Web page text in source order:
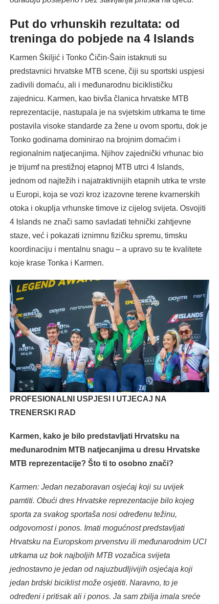
Put do vrhunskih rezultata: od
treninga do pobjede na 4 Islands
Karmen Škiljić i Tonko Čičin-Šain istaknuti su
predstavnici hrvatske MTB scene, čiji su sportski uspjesi
zadivili domaću, ali i međunarodnu biciklističku
zajednicu. Karmen, kao bivša članica hrvatske MTB
reprezentacije, nastupala je na svjetskim utrkama te time
postavila visoke standarde za žene u ovom sportu, dok je
Tonko godinama dominirao na brojnim domaćim i
regionalnim natjecanjima. Njihov zajednički vrhunac bio
je trijumf na prestižnoj etapnoj MTB utrci 4 Islands,
jednom od najtežih i najatraktivnijih etapnih utrka te vrste
u Europi, koja se vozi kroz izazovne terene kvarnerskih
otoka i okuplja vrhunske timove iz cijelog svijeta. Osvojiti
4 Islands ne znači samo savladati tehnički zahtjevne
staze, već i pokazati iznimnu fizičku spremu, timsku
koordinaciju i mentalnu snagu – a upravo su te kvalitete
koje krase Tonka i Karmen.
PROFESIONALNI USPJESI I UTJECAJ NA
TRENERSKI RAD
Karmen, kako je bilo predstavljati Hrvatsku na
međunarodnim MTB natjecanjima u dresu Hrvatske
MTB reprezentacije? Što ti to osobno znači?
Karmen: Jedan nezaboravan osjećaj koji su uvijek
pamtiti. Obući dres Hrvatske reprezentacije bilo kojeg
sporta za svakog sportaša nosi određenu težinu,
odgovornost i ponos. Imati mogućnost predstavljati
Hrvatsku na Europskom prvenstvu ili međunarodnim UCI
utrkama uz bok najboljih MTB vozačica svijeta
jednostavno je jedan od najuzbudljivijih osjećaja koji
jedan brdski biciklist može osjetiti. Naravno, to je
određeni i pritisak ali i ponos. Ja sam zbilja imala sreće